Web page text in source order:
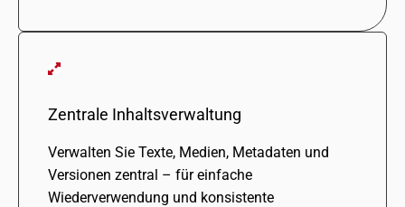
Zentrale Inhaltsverwaltung
Verwalten Sie Texte, Medien, Metadaten und
Versionen zentral – für einfa­che
Wiederverwendung und konsis­tente